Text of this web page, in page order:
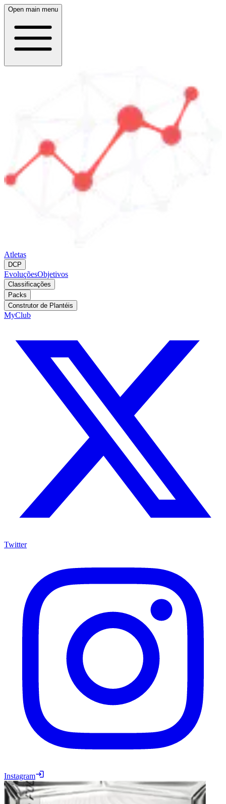
Open main menu
Atletas
DCP
EvoluçõesObjetivos
Classificações
Packs
Construtor de Plantéis
MyClub
Twitter
Instagram